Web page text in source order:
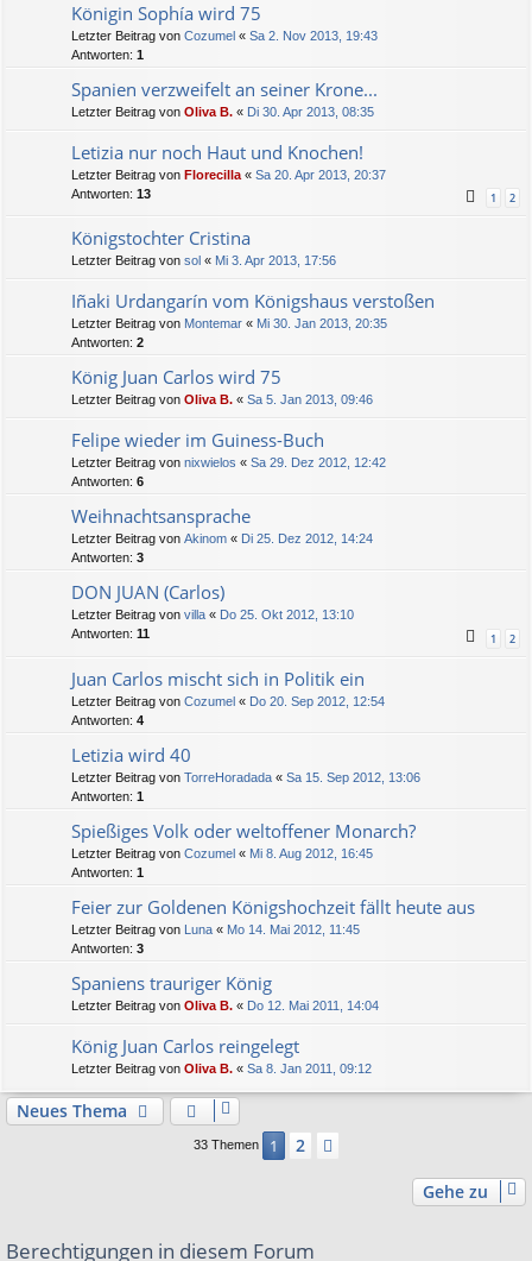
Königin Sophía wird 75
Letzter Beitrag von Cozumel « Sa 2. Nov 2013, 19:43
Antworten: 1
Spanien verzweifelt an seiner Krone...
Letzter Beitrag von Oliva B. « Di 30. Apr 2013, 08:35
Letizia nur noch Haut und Knochen!
Letzter Beitrag von Florecilla « Sa 20. Apr 2013, 20:37
Antworten: 13 1 2
Königstochter Cristina
Letzter Beitrag von sol « Mi 3. Apr 2013, 17:56
Iñaki Urdangarín vom Königshaus verstoßen
Letzter Beitrag von Montemar « Mi 30. Jan 2013, 20:35
Antworten: 2
König Juan Carlos wird 75
Letzter Beitrag von Oliva B. « Sa 5. Jan 2013, 09:46
Felipe wieder im Guiness-Buch
Letzter Beitrag von nixwielos « Sa 29. Dez 2012, 12:42
Antworten: 6
Weihnachtsansprache
Letzter Beitrag von Akinom « Di 25. Dez 2012, 14:24
Antworten: 3
DON JUAN (Carlos)
Letzter Beitrag von villa « Do 25. Okt 2012, 13:10
Antworten: 11 1 2
Juan Carlos mischt sich in Politik ein
Letzter Beitrag von Cozumel « Do 20. Sep 2012, 12:54
Antworten: 4
Letizia wird 40
Letzter Beitrag von TorreHoradada « Sa 15. Sep 2012, 13:06
Antworten: 1
Spießiges Volk oder weltoffener Monarch?
Letzter Beitrag von Cozumel « Mi 8. Aug 2012, 16:45
Antworten: 1
Feier zur Goldenen Königshochzeit fällt heute aus
Letzter Beitrag von Luna « Mo 14. Mai 2012, 11:45
Antworten: 3
Spaniens trauriger König
Letzter Beitrag von Oliva B. « Do 12. Mai 2011, 14:04
König Juan Carlos reingelegt
Letzter Beitrag von Oliva B. « Sa 8. Jan 2011, 09:12
Neues Thema
33 Themen 1 2
Gehe zu
Berechtigungen in diesem Forum